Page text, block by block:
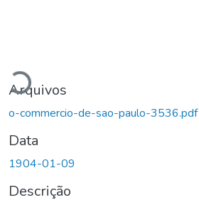
Arquivos
o-commercio-de-sao-paulo-3536.pdf
Data
1904-01-09
Descrição